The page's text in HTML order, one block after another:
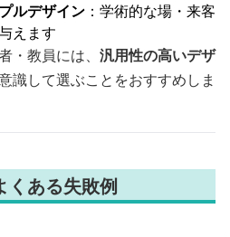
ルデザイン ：学術的な場・来客
えます
・教員には、 汎用性の高いデザ
識して選ぶことをおすすめしま
くある失敗例